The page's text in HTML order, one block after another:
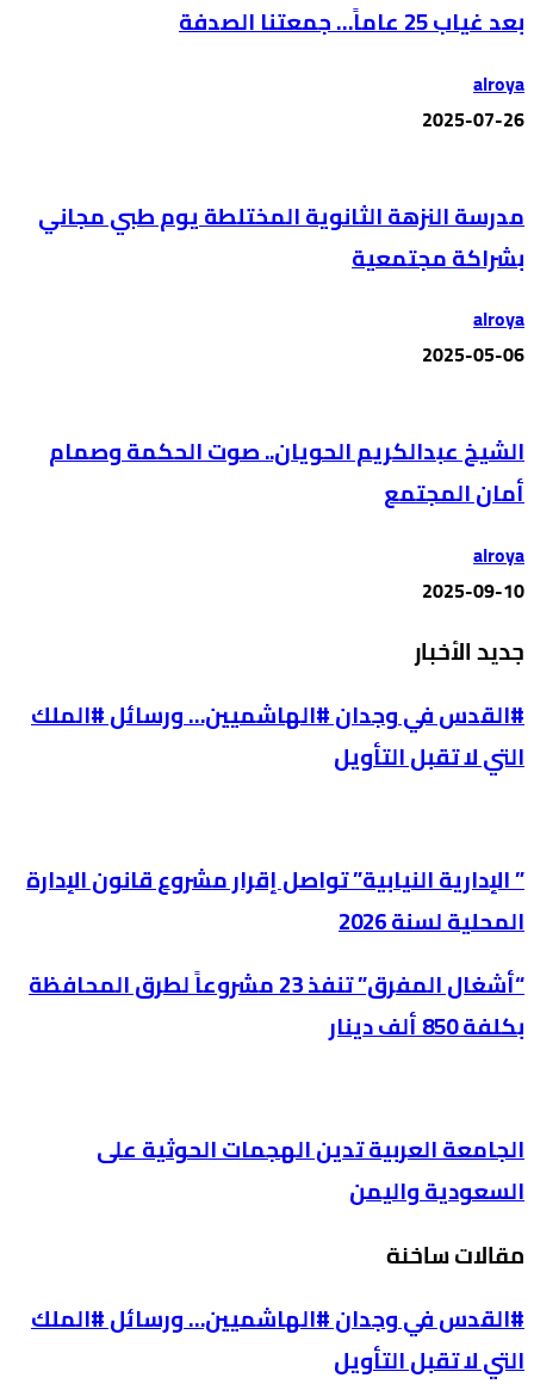
بعد غياب 25 عاماً… جمعتنا الصدفة
alroya
2025-07-26
مدرسة النزهة الثانوية المختلطة يوم طبي مجاني
بشراكة مجتمعية
alroya
2025-05-06
الشيخ عبدالكريم الحويان.. صوت الحكمة وصمام
أمان المجتمع
alroya
2025-09-10
جديد الأخبار
#القدس في وجدان #الهاشميين… ورسائل #الملك
التي لا تقبل التأويل
” الإدارية النيابية” تواصل إقرار مشروع قانون الإدارة
المحلية لسنة 2026
“أشغال المفرق” تنفذ 23 مشروعاً لطرق المحافظة
بكلفة 850 ألف دينار
الجامعة العربية تدين الهجمات الحوثية على
السعودية واليمن
مقالات ساخنة
#القدس في وجدان #الهاشميين… ورسائل #الملك
التي لا تقبل التأويل